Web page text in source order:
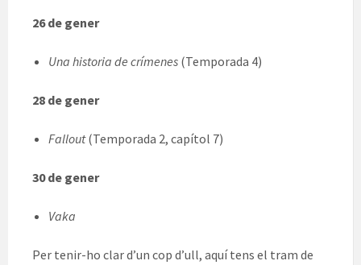
26 de gener
Una historia de crímenes (Temporada 4)
28 de gener
Fallout(Temporada 2, capítol 7)
30 de gener
Vaka
Per tenir-ho clar d’un cop d’ull, aquí tens el tram de